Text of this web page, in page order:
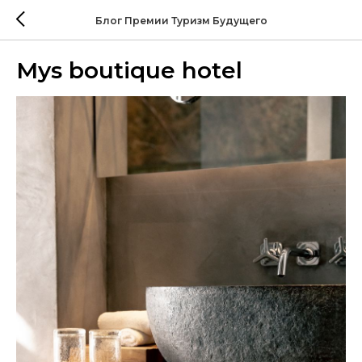
Блог Премии Туризм Будущего
Mys boutique hotel